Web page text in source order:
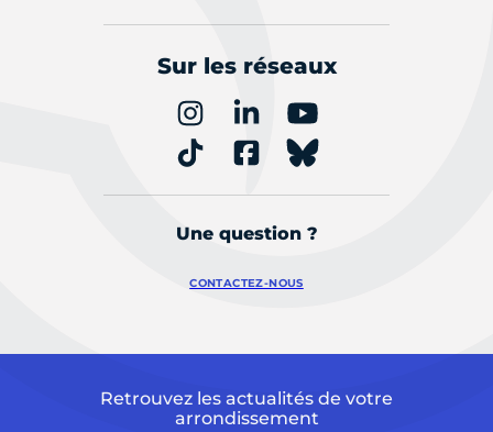
Sur les réseaux
Une question ?
CONTACTEZ-NOUS
Retrouvez les actualités de votre
arrondissement